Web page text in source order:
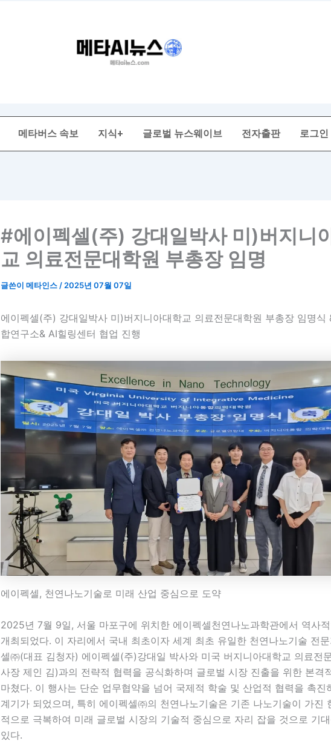
메타버스 속보 지식+ 글로벌 뉴스웨이브 전자출판 로그인
#에이펙셀(주) 강대일박사 미)버지니
교 의료전문대학원 부총장 임명
글쓴이 메타인스/2025년 07월 07일
에이펙셀(주) 강대일박사 미)버지니아대학교 의료전문대학원 부총장 임명식
합연구소& AI힐링센터 협업 진행
에이펙셀, 천연나노기술로 미래 산업 중심으로 도약
2025년 7월 9일, 서울 마포구에 위치한 에이펙셀천연나노과학관에서 역사
개최되었다. 이 자리에서 국내 최초이자 세계 최초 유일한 천연나노기술 전
셀㈜(대표 김청자) 에이펙셀(주)강대일 박사와 미국 버지니아대학교 의료전
사장 제인 김)과의 전략적 협력을 공식화하며 글로벌 시장 진출을 위한 본격
마쳤다. 이 행사는 단순 업무협약을 넘어 국제적 학술 및 산업적 협력을 촉진
계기가 되었으며, 특히 에이펙셀㈜의 천연나노기술은 기존 나노기술이 가진
적으로 극복하여 미래 글로벌 시장의 기술적 중심으로 자리 잡을 것으로 기
있다.